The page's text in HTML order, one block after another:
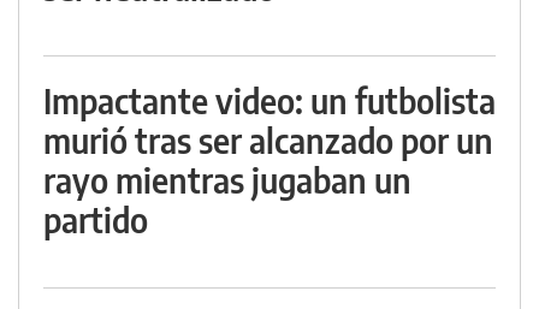
Impactante video: un futbolista
murió tras ser alcanzado por un
rayo mientras jugaban un
partido